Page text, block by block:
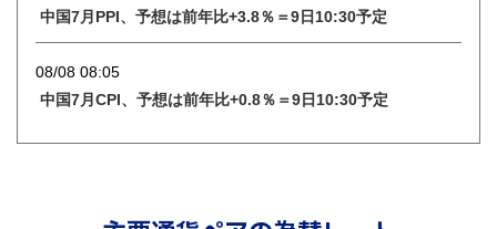
中国7月PPI、予想は前年比+3.8％＝9日10:30予定
08/08 08:05
中国7月CPI、予想は前年比+0.8％＝9日10:30予定